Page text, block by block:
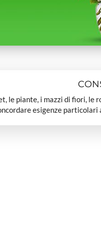
le piante, i mazzi di fiori, le
esigenze particolari